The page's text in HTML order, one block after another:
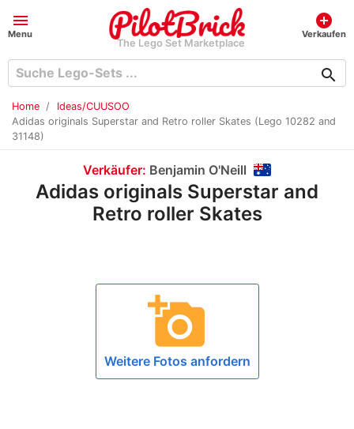
menu
Menu
The Lego Set Marketplace
add_circle
Verkaufen
search
Home
Ideas/CUUSOO
Adidas originals Superstar and Retro roller Skates (Lego 10282 and
31148)
Verkäufer: Benjamin O'Neill
Adidas originals Superstar and
Retro roller Skates
add_a_photo
Weitere Fotos anfordern